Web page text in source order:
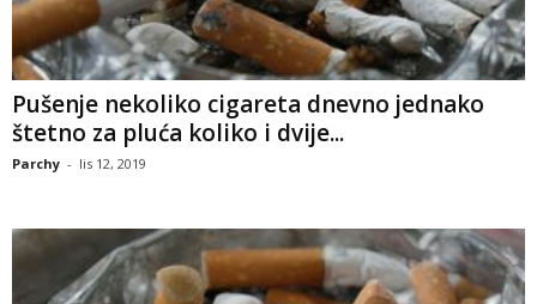
Pušenje nekoliko cigareta dnevno jednako
štetno za pluća koliko i dvije...
Parchy - lis 12, 2019